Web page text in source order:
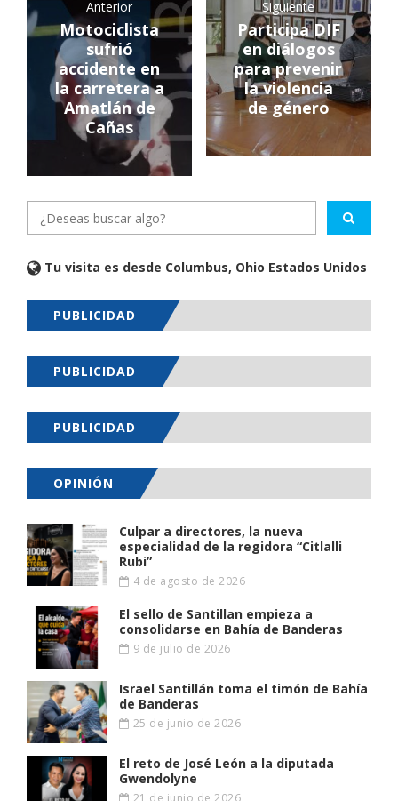
Anterior
Motociclista
sufrió
accidente en
la carretera a
Amatlán de
Cañas
Siguiente
Participa DIF
en diálogos
para prevenir
la violencia
de género
Tu visita es desde Columbus, Ohio Estados Unidos
PUBLICIDAD
PUBLICIDAD
PUBLICIDAD
OPINIÓN
Culpar a directores, la nueva
especialidad de la regidora “Citlalli
Rubi”
4 de agosto de 2026
El sello de Santillan empieza a
consolidarse en Bahía de Banderas
9 de julio de 2026
Israel Santillán toma el timón de Bahía
de Banderas
25 de junio de 2026
El reto de José León a la diputada
Gwendolyne